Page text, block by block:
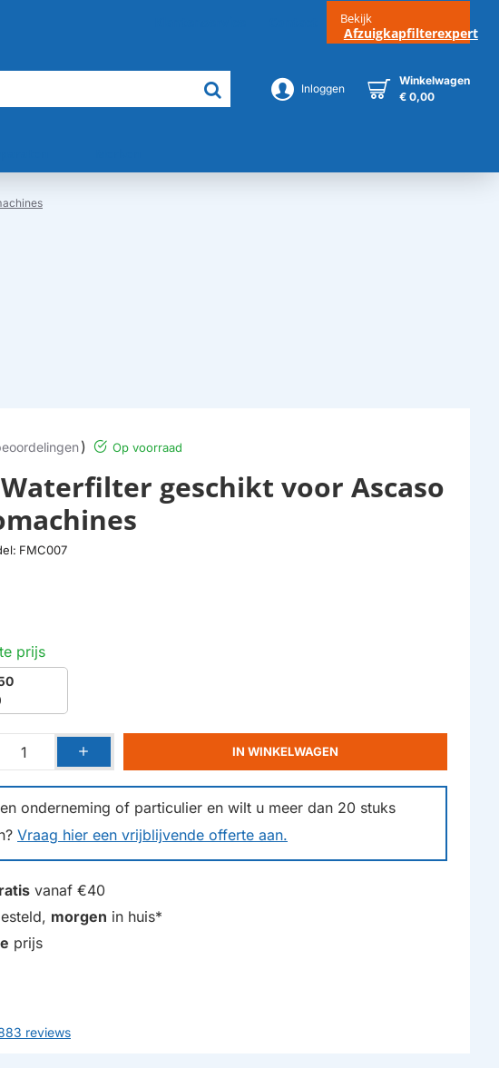
Bekijk
Afzuigkapfilterexpert
Inloggen
Winkelwagen
€ 0,00
geschikt voor Ascaso
FMC007
) Op voorraad
prijs
onderneming of particulier en wilt u meer dan 20 stuks
Vraag hier een vrijblijvende offerte aan.
IN WINKELWAGEN
vanaf €40
morgen in huis*
prijs
reviews